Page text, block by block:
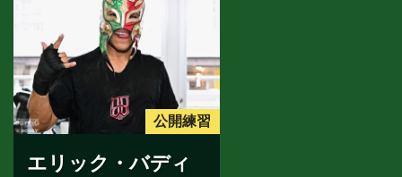
公開練習
エリック・バディ